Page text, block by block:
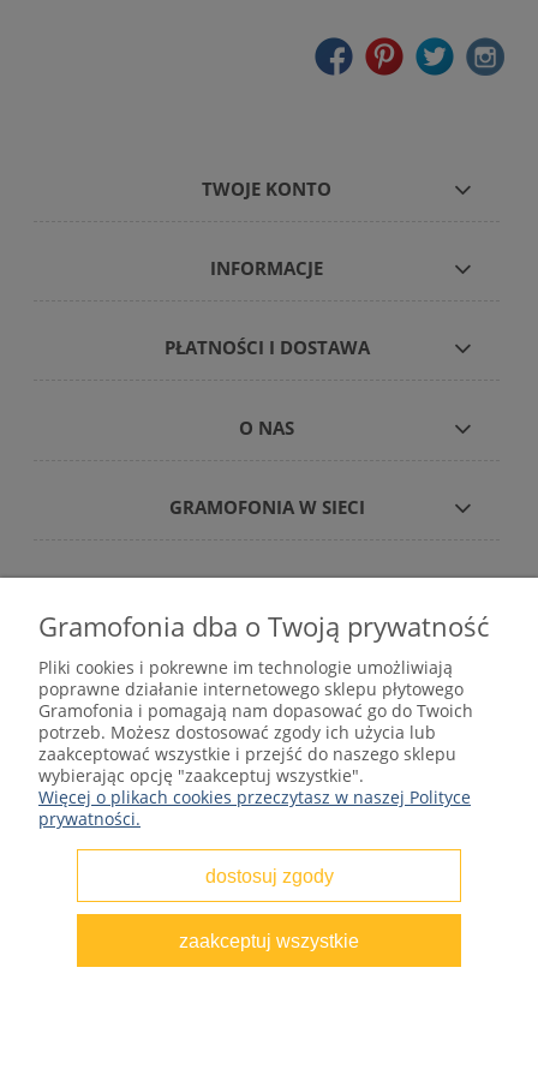
TWOJE KONTO
INFORMACJE
PŁATNOŚCI I DOSTAWA
O NAS
GRAMOFONIA W SIECI
gramofonia.com
kontakt@gramofonia.info
+48 601 262 000
Copyright © 2012–2026 GRAMOFONIA
pokaż pełną wersję strony
Sklep internetowy Shoper.pl
Gramofonia dba o Twoją prywatność
Pliki cookies i pokrewne im technologie umożliwiają
poprawne działanie internetowego sklepu płytowego
Gramofonia i pomagają nam dopasować go do Twoich
potrzeb. Możesz dostosować zgody ich użycia lub
zaakceptować wszystkie i przejść do naszego sklepu
wybierając opcję "zaakceptuj wszystkie".
Więcej o plikach cookies przeczytasz w naszej Polityce
prywatności.
dostosuj zgody
zaakceptuj wszystkie